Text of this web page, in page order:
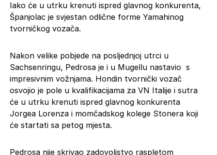
Iako će u utrku krenuti ispred glavnog konkurenta,
Španjolac je svjestan odlične forme Yamahinog
tvorničkog vozača.
Nakon velike pobjede na posljednjoj utrci u
Sachsenringu, Pedrosa je i u Mugellu nastavio s
impresivnim vožnjama. Hondin tvornički vozač
osvojio je pole u kvalifikacijama za VN Italije i sutra
će u utrku krenuti ispred glavnog konkurenta
Jorgea Lorenza i momčadskog kolege Stonera koji
će startati sa petog mjesta.
Pedrosa nije skrivao zadovoljstvo raspletom